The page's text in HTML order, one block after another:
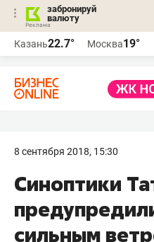
забронируй
валюту
Казань22.7° Москва19°
8 сентября 2018, 15:30
Синоптики
сильным